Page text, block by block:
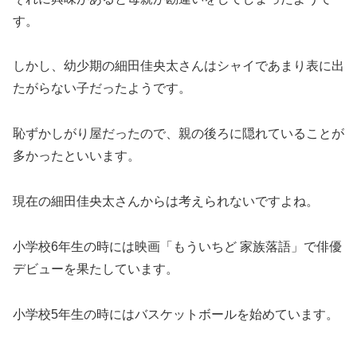
す。
しかし、幼少期の細田佳央太さんはシャイであまり表に出
たがらない子だったようです。
恥ずかしがり屋だったので、親の後ろに隠れていることが
多かったといいます。
現在の細田佳央太さんからは考えられないですよね。
小学校6年生の時には映画「もういちど 家族落語」で俳優
デビューを果たしています。
小学校5年生の時にはバスケットボールを始めています。